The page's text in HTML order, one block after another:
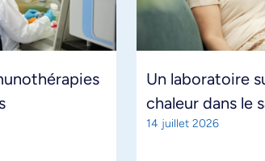
Un laboratoire
chaleur dans le
14 juillet 2026